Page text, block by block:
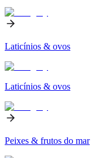
Laticínios & ovos
Laticínios & ovos
Peixes & frutos do mar